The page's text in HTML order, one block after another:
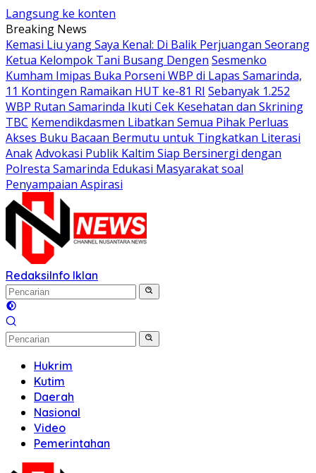
Langsung ke konten
Breaking News
Kemasi Liu yang Saya Kenal: Di Balik Perjuangan Seorang
Ketua Kelompok Tani Busang Dengen Sesmenko
Kumham Imipas Buka Porseni WBP di Lapas Samarinda,
11 Kontingen Ramaikan HUT ke-81 RI Sebanyak 1.252
WBP Rutan Samarinda Ikuti Cek Kesehatan dan Skrining
TBC Kemendikdasmen Libatkan Semua Pihak Perluas
Akses Buku Bacaan Bermutu untuk Tingkatkan Literasi
AnakAdvokasi Publik Kaltim Siap Bersinergi dengan
Polresta Samarinda Edukasi Masyarakat soal
Penyampaian Aspirasi
RedaksiInfo Iklan
Hukrim
Kutim
Daerah
Nasional
Video
Pemerintahan